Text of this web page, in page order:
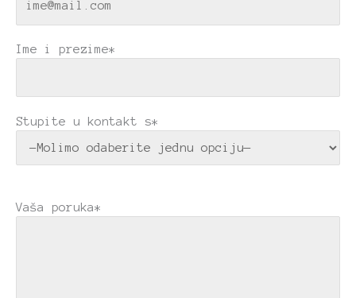
Ime i prezime*
Stupite u kontakt s*
Vaša poruka*